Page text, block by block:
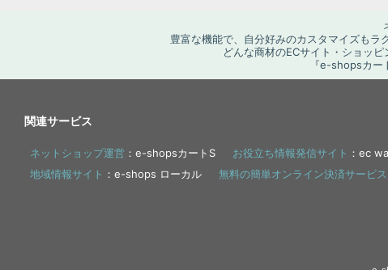
豊富な機能で、自分好みのカスタマイズもラ
どんな商材のECサイト・ショッ
『e-shopsカー
関連サービス
ネットショップ運営 ：e-shopsカートS お役立ち情報発信サイト ：ec
地域情報サイト ：e-shops ローカル 無料の簡単オンライン決済サービ